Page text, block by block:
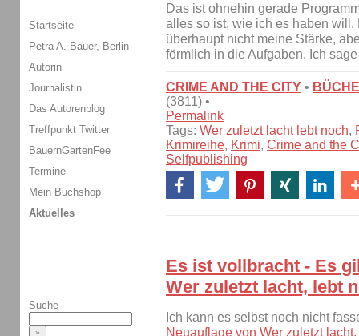
Das ist ohnehin gerade
alles so ist, wie ich es haben
überhaupt nicht meine Stärke,
förmlich in die Aufgaben. Ich
CRIME AND THE CITY •
(3811) •
Permalink
Tags: Wer zuletzt lacht lebt noch,
Krimireihe, Krimi, Crime and the
Selfpublishing
Es ist vollbracht - Es
Wer zuletzt lacht, lebt
Ich kann es selbst noch nicht
Neuauflage von Wer zuletzt
Startseite
Petra A. Bauer, Berlin
Autorin
Journalistin
Das Autorenblog
Treffpunkt Twitter
BauernGartenFee
Termine
Mein Buchshop
Aktuelles
Suche